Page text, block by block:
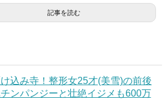
記事を読む
込み寺！整形女25才(美雪)の前後
ンパンジーと壮絶イジメも600万